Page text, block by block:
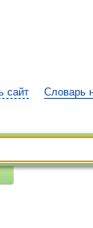
сайт Словарь